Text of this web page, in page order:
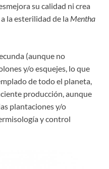
su calidad ni crea
la esterilidad de la Mentha
(aunque no
y/o esquejes, lo que
de todo el planeta,
producción, aunque
plantaciones y/o
y control